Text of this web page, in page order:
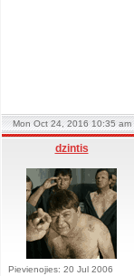
Mon Oct 24, 2016 10:35 am
dzintis
Pievienojies: 20 Jul 2006